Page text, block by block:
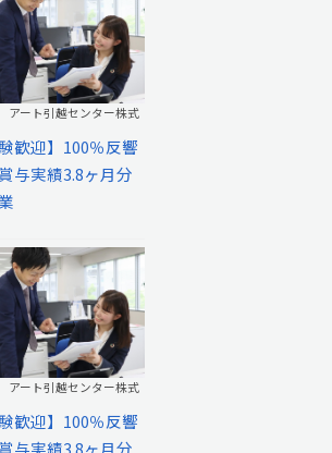
ート引越センター株式
歓迎】100％反響
与実績3.8ヶ月分
ート引越センター株式
歓迎】100％反響
与実績3.8ヶ月分